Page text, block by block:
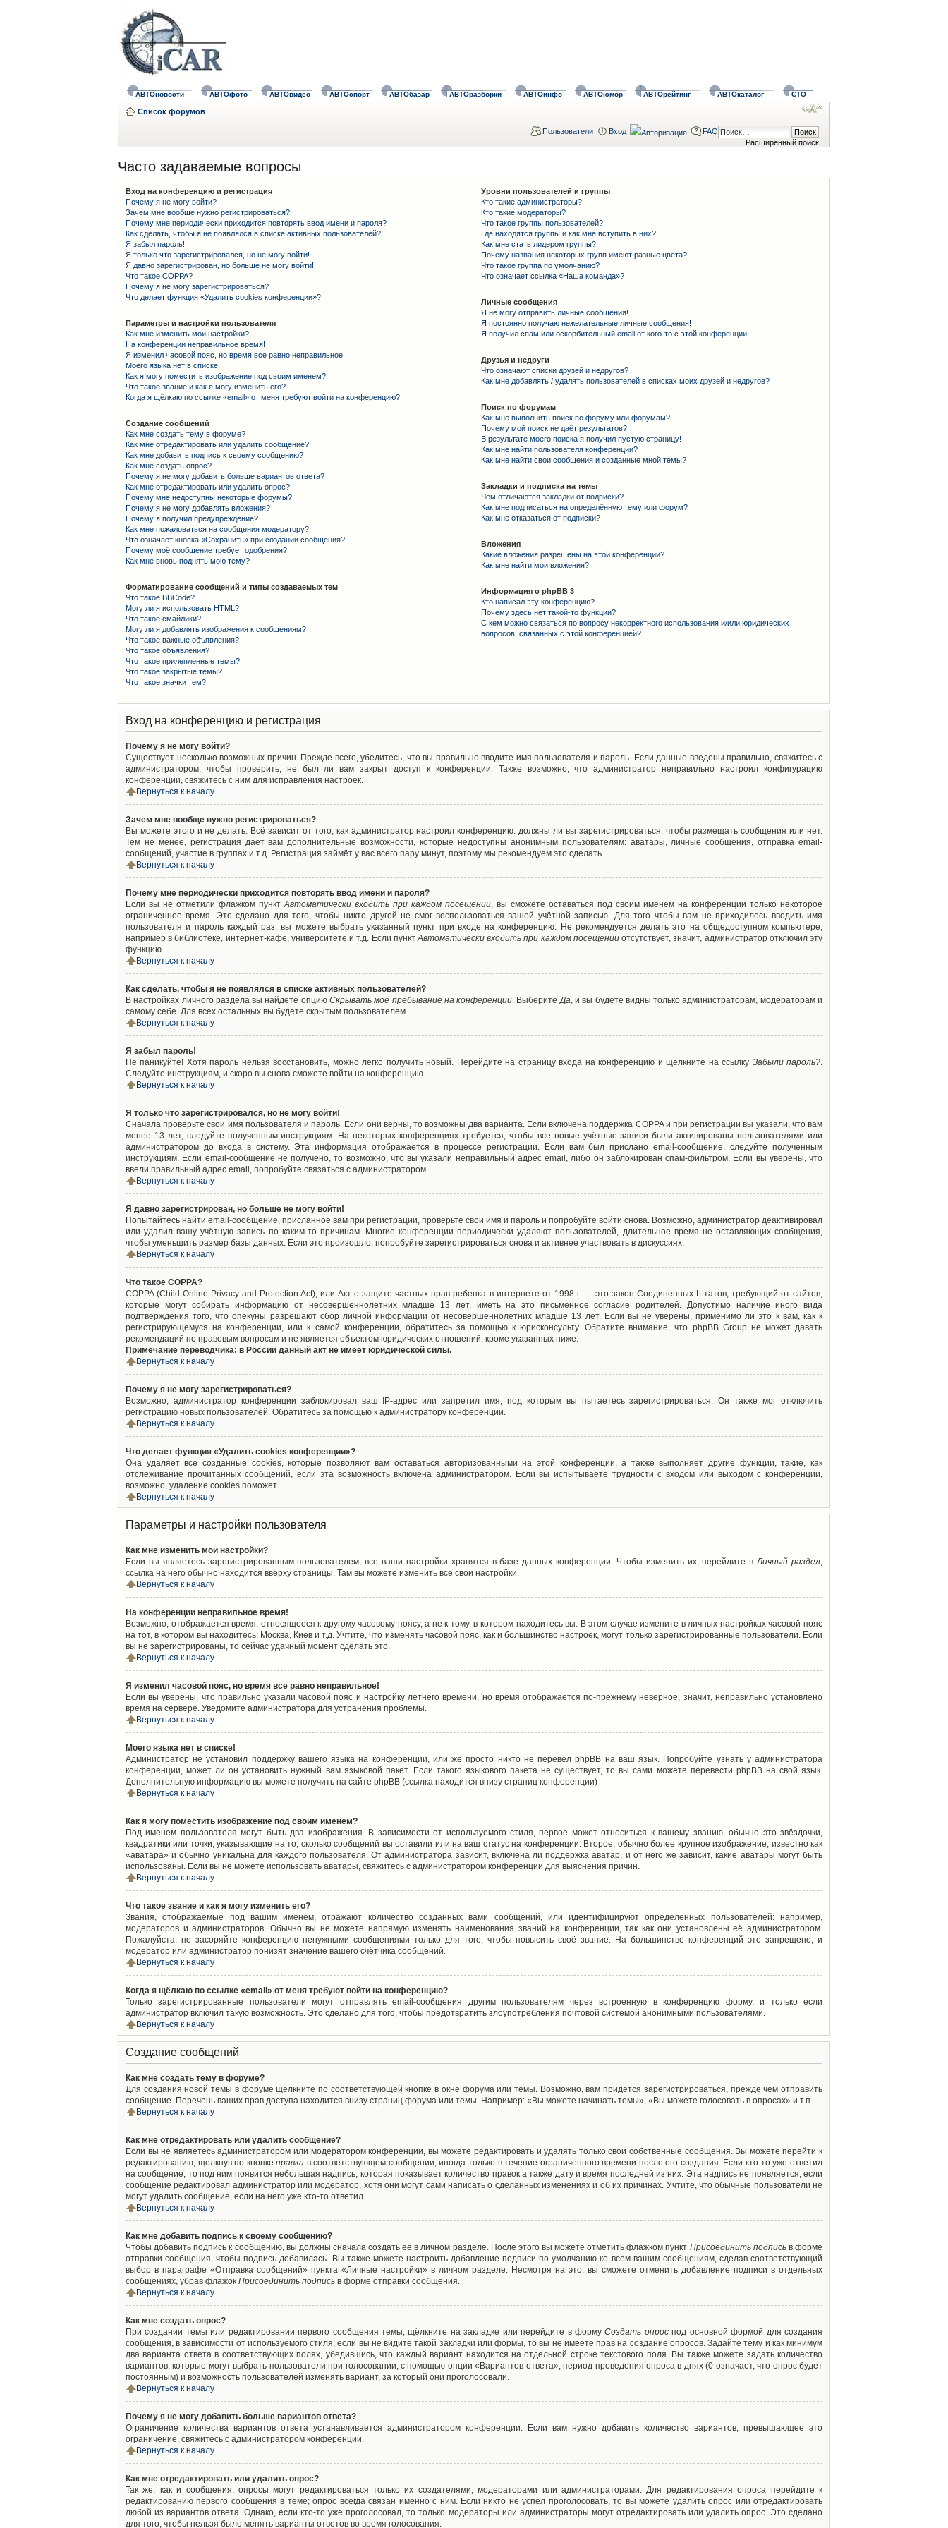
АВТОновости АВТОфото АВТОвидео АВТОспорт АВТОбазар АВТОразборки АВТОинфо АВТОюмор АВТОрейтинг АВТОкаталог СТО
Список форумов
Расширенный поиск
Пользователи Вход FAQ
Часто задаваемые вопросы
Вход на конференцию и регистрация
Почему я не могу войти?
Зачем мне вообще нужно регистрироваться?
Почему мне периодически приходится повторять ввод имени и пароля?
Как сделать, чтобы я не появлялся в списке активных пользователей?
Я забыл пароль!
Я только что зарегистрировался, но не могу войти!
Я давно зарегистрирован, но больше не могу войти!
Что такое COPPA?
Почему я не могу зарегистрироваться?
Что делает функция «Удалить cookies конференции»?
Параметры и настройки пользователя
Как мне изменить мои настройки?
На конференции неправильное время!
Я изменил часовой пояс, но время все равно неправильное!
Моего языка нет в списке!
Как я могу поместить изображение под своим именем?
Что такое звание и как я могу изменить его?
Когда я щёлкаю по ссылке «email» от меня требуют войти на конференцию?
Создание сообщений
Как мне создать тему в форуме?
Как мне отредактировать или удалить сообщение?
Как мне добавить подпись к своему сообщению?
Как мне создать опрос?
Почему я не могу добавить больше вариантов ответа?
Как мне отредактировать или удалить опрос?
Почему мне недоступны некоторые форумы?
Почему я не могу добавлять вложения?
Почему я получил предупреждение?
Как мне пожаловаться на сообщения модератору?
Что означает кнопка «Сохранить» при создании сообщения?
Почему моё сообщение требует одобрения?
Как мне вновь поднять мою тему?
Форматирование сообщений и типы создаваемых тем
Что такое BBCode?
Могу ли я использовать HTML?
Что такое смайлики?
Могу ли я добавлять изображения к сообщениям?
Что такое важные объявления?
Что такое объявления?
Что такое прилепленные темы?
Что такое закрытые темы?
Что такое значки тем?
Уровни пользователей и группы
Кто такие администраторы?
Кто такие модераторы?
Что такое группы пользователей?
Где находятся группы и как мне вступить в них?
Как мне стать лидером группы?
Почему названия некоторых групп имеют разные цвета?
Что такое группа по умолчанию?
Что означает ссылка «Наша команда»?
Личные сообщения
Я не могу отправить личные сообщения!
Я постоянно получаю нежелательные личные сообщения!
Я получил спам или оскорбительный email от кого-то с этой конференции!
Друзья и недруги
Что означают списки друзей и недругов?
Как мне добавлять / удалять пользователей в списках моих друзей и недругов?
Поиск по форумам
Как мне выполнить поиск по форуму или форумам?
Почему мой поиск не даёт результатов?
В результате моего поиска я получил пустую страницу!
Как мне найти пользователя конференции?
Как мне найти свои сообщения и созданные мной темы?
Закладки и подписка на темы
Чем отличаются закладки от подписки?
Как мне подписаться на определённую тему или форум?
Как мне отказаться от подписки?
Вложения
Какие вложения разрешены на этой конференции?
Как мне найти мои вложения?
Информация о phpBB 3
Кто написал эту конференцию?
Почему здесь нет такой-то функции?
С кем можно связаться по вопросу некорректного использования и/или юридических
вопросов, связанных с этой конференцией?
Вход на конференцию и регистрация
Почему я не могу войти?
Существует несколько возможных причин. Прежде всего, убедитесь, что вы правильно вводите имя пользователя и пароль. Если данные введены правильно, свяжитесь с
администратором, чтобы проверить, не был ли вам закрыт доступ к конференции. Также возможно, что администратор неправильно настроил конфигурацию
конференции, свяжитесь с ним для исправления настроек.
Вернуться к началу
Зачем мне вообще нужно регистрироваться?
Вы можете этого и не делать. Всё зависит от того, как администратор настроил конференцию: должны ли вы зарегистрироваться, чтобы размещать сообщения или нет.
Тем не менее, регистрация дает вам дополнительные возможности, которые недоступны анонимным пользователям: аватары, личные сообщения, отправка email-
сообщений, участие в группах и т.д. Регистрация займёт у вас всего пару минут, поэтому мы рекомендуем это сделать.
Вернуться к началу
Почему мне периодически приходится повторять ввод имени и пароля?
Если вы не отметили флажком пунктАвтоматически входить при каждом посещении, вы сможете оставаться под своим именем на конференции только некоторое
ограниченное время. Это сделано для того, чтобы никто другой не смог воспользоваться вашей учётной записью. Для того чтобы вам не приходилось вводить имя
пользователя и пароль каждый раз, вы можете выбрать указанный пункт при входе на конференцию. Не рекомендуется делать это на общедоступном компьютере,
например в библиотеке, интернет-кафе, университете и т.д. Если пунктАвтоматически входить при каждом посещенииотсутствует, значит, администратор отключил эту
функцию.
Вернуться к началу
Как сделать, чтобы я не появлялся в списке активных пользователей?
В настройках личного раздела вы найдете опцию Скрывать моё пребывание на конференции. ВыберитеДа, и вы будете видны только администраторам, модераторам и
самому себе. Для всех остальных вы будете скрытым пользователем.
Вернуться к началу
Я забыл пароль!
Не паникуйте! Хотя пароль нельзя восстановить, можно легко получить новый. Перейдите на страницу входа на конференцию и щелкните на ссылку Забыли пароль?.
Следуйте инструкциям, и скоро вы снова сможете войти на конференцию.
Вернуться к началу
Я только что зарегистрировался, но не могу войти!
Сначала проверьте свои имя пользователя и пароль. Если они верны, то возможны два варианта. Если включена поддержка COPPA и при регистрации вы указали, что вам
менее 13 лет, следуйте полученным инструкциям. На некоторых конференциях требуется, чтобы все новые учётные записи были активированы пользователями или
администратором до входа в систему. Эта информация отображается в процессе регистрации. Если вам был прислано email-сообщение, следуйте полученным
инструкциям. Если email-сообщение не получено, то возможно, что вы указали неправильный адрес email, либо он заблокирован спам-фильтром. Если вы уверены, что
ввели правильный адрес email, попробуйте связаться с администратором.
Вернуться к началу
Я давно зарегистрирован, но больше не могу войти!
Попытайтесь найти email-сообщение, присланное вам при регистрации, проверьте свои имя и пароль и попробуйте войти снова. Возможно, администратор деактивировал
или удалил вашу учётную запись по каким-то причинам. Многие конференции периодически удаляют пользователей, длительное время не оставляющих сообщения,
чтобы уменьшить размер базы данных. Если это произошло, попробуйте зарегистрироваться снова и активнее участвовать в дискуссиях.
Вернуться к началу
Что такое COPPA?
COPPA (Child Online Privacy and Protection Act), или Акт о защите частных прав ребенка в интернете от 1998 г. — это закон Соединенных Штатов, требующий от сайтов,
которые могут собирать информацию от несовершеннолетних младше 13 лет, иметь на это письменное согласие родителей. Допустимо наличие иного вида
подтверждения того, что опекуны разрешают сбор личной информации от несовершеннолетних младше 13 лет. Если вы не уверены, применимо ли это к вам, как к
регистрирующемуся на конференции, или к самой конференции, обратитесь за помощью к юрисконсульту. Обратите внимание, что phpBB Group не может давать
рекомендаций по правовым вопросам и не является объектом юридических отношений, кроме указанных ниже.
Примечание переводчика: в России данный акт не имеет юридической силы.
Вернуться к началу
Почему я не могу зарегистрироваться?
Возможно, администратор конференции заблокировал ваш IP-адрес или запретил имя, под которым вы пытаетесь зарегистрироваться. Он также мог отключить
регистрацию новых пользователей. Обратитесь за помощью к администратору конференции.
Вернуться к началу
Что делает функция «Удалить cookies конференции»?
Она удаляет все созданные cookies, которые позволяют вам оставаться авторизованными на этой конференции, а также выполняет другие функции, такие, как
отслеживание прочитанных сообщений, если эта возможность включена администратором. Если вы испытываете трудности с входом или выходом с конференции,
возможно, удаление cookies поможет.
Вернуться к началу
Параметры и настройки пользователя
Как мне изменить мои настройки?
Если вы являетесь зарегистрированным пользователем, все ваши настройки хранятся в базе данных конференции. Чтобы изменить их, перейдите вЛичный раздел;
ссылка на него обычно находится вверху страницы. Там вы можете изменить все свои настройки.
Вернуться к началу
На конференции неправильное время!
Возможно, отображается время, относящееся к другому часовому поясу, а не к тому, в котором находитесь вы. В этом случае измените в личных настройках часовой пояс
на тот, в котором вы находитесь: Москва, Киев и т.д. Учтите, что изменять часовой пояс, как и большинство настроек, могут только зарегистрированные пользователи. Если
вы не зарегистрированы, то сейчас удачный момент сделать это.
Вернуться к началу
Я изменил часовой пояс, но время все равно неправильное!
Если вы уверены, что правильно указали часовой пояс и настройку летнего времени, но время отображается по-прежнему неверное, значит, неправильно установлено
время на сервере. Уведомите администратора для устранения проблемы.
Вернуться к началу
Моего языка нет в списке!
Администратор не установил поддержку вашего языка на конференции, или же просто никто не перевёл phpBB на ваш язык. Попробуйте узнать у администратора
конференции, может ли он установить нужный вам языковой пакет. Если такого языкового пакета не существует, то вы сами можете перевести phpBB на свой язык.
Дополнительную информацию вы можете получить на сайте phpBB (ссылка находится внизу страниц конференции)
Вернуться к началу
Как я могу поместить изображение под своим именем?
Под именем пользователя могут быть два изображения. В зависимости от используемого стиля, первое может относиться к вашему званию, обычно это звёздочки,
квадратики или точки, указывающие на то, сколько сообщений вы оставили или на ваш статус на конференции. Второе, обычно более крупное изображение, известно как
«аватара» и обычно уникальна для каждого пользователя. От администратора зависит, включена ли поддержка аватар, и от него же зависит, какие аватары могут быть
использованы. Если вы не можете использовать аватары, свяжитесь с администратором конференции для выяснения причин.
Вернуться к началу
Что такое звание и как я могу изменить его?
Звания, отображаемые под вашим именем, отражают количество созданных вами сообщений, или идентифицируют определенных пользователей: например,
модераторов и администраторов. Обычно вы не можете напрямую изменять наименования званий на конференции, так как они установлены её администратором.
Пожалуйста, не засоряйте конференцию ненужными сообщениями только для того, чтобы повысить своё звание. На большинстве конференций это запрещено, и
модератор или администратор понизят значение вашего счётчика сообщений.
Вернуться к началу
Когда я щёлкаю по ссылке «email» от меня требуют войти на конференцию?
Только зарегистрированные пользователи могут отправлять email-сообщения другим пользователям через встроенную в конференцию форму, и только если
администратор включил такую возможность. Это сделано для того, чтобы предотвратить злоупотребления почтовой системой анонимными пользователями.
Вернуться к началу
Создание сообщений
Как мне создать тему в форуме?
Для создания новой темы в форуме щелкните по соответствующей кнопке в окне форума или темы. Возможно, вам придется зарегистрироваться, прежде чем отправить
сообщение. Перечень ваших прав доступа находится внизу страниц форума или темы. Например: «Вы можете начинать темы», «Вы можете голосовать в опросах» и т.п.
Вернуться к началу
Как мне отредактировать или удалить сообщение?
Если вы не являетесь администратором или модератором конференции, вы можете редактировать и удалять только свои собственные сообщения. Вы можете перейти к
редактированию, щелкнув по кнопкеправка в соответствующем сообщении, иногда только в течение ограниченного времени после его создания. Если кто-то уже ответил
на сообщение, то под ним появится небольшая надпись, которая показывает количество правок а также дату и время последней из них. Эта надпись не появляется, если
сообщение редактировал администратор или модератор, хотя они могут сами написать о сделанных изменениях и об их причинах. Учтите, что обычные пользователи не
могут удалить сообщение, если на него уже кто-то ответил.
Вернуться к началу
Как мне добавить подпись к своему сообщению?
Чтобы добавить подпись к сообщению, вы должны сначала создать её в личном разделе. После этого вы можете отметить флажком пункт Присоединить подписьв форме
отправки сообщения, чтобы подпись добавилась. Вы также можете настроить добавление подписи по умолчанию ко всем вашим сообщениям, сделав соответствующий
выбор в параграфе «Отправка сообщений» пункта «Личные настройки» в личном разделе. Несмотря на это, вы сможете отменить добавление подписи в отдельных
сообщениях, убрав флажок Присоединить подпись в форме отправки сообщения.
Вернуться к началу
Как мне создать опрос?
При создании темы или редактировании первого сообщения темы, щёлкните на закладке или перейдите в формуСоздать опроспод основной формой для создания
сообщения, в зависимости от используемого стиля; если вы не видите такой закладки или формы, то вы не имеете прав на создание опросов. Задайте тему и как минимум
два варианта ответа в соответствующих полях, убедившись, что каждый вариант находится на отдельной строке текстового поля. Вы также можете задать количество
вариантов, которые могут выбрать пользователи при голосовании, с помощью опции «Вариантов ответа», период проведения опроса в днях (0 означает, что опрос будет
постоянным) и возможность пользователей изменять вариант, за который они проголосовали.
Вернуться к началу
Почему я не могу добавить больше вариантов ответа?
Ограничение количества вариантов ответа устанавливается администратором конференции. Если вам нужно добавить количество вариантов, превышающее это
ограничение, свяжитесь с администратором конференции.
Вернуться к началу
Как мне отредактировать или удалить опрос?
Так же, как и сообщения, опросы могут редактироваться только их создателями, модераторами или администраторами. Для редактирования опроса перейдите к
редактированию первого сообщения в теме; опрос всегда связан именно с ним. Если никто не успел проголосовать, то вы можете удалить опрос или отредактировать
любой из вариантов ответа. Однако, если кто-то уже проголосовал, то только модераторы или администраторы могут отредактировать или удалить опрос. Это сделано
для того, чтобы нельзя было менять варианты ответов во время голосования.